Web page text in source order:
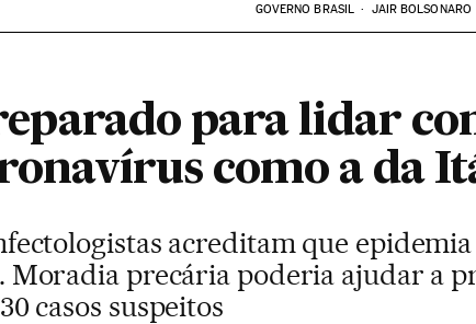
GOVERNO BRASIL JAIR BOLSONARO
para lidar
como a da
acreditam que
Moradia precária poderia ajudar a
casos suspeitos